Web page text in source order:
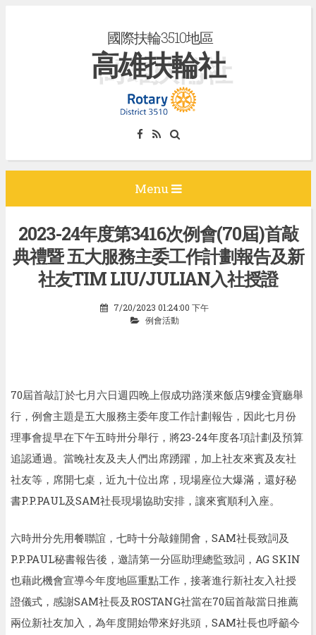
o
t
國際扶輪3510地區
高雄扶輪社
Menu
2023-24年度第3416次例會(70屆)首敲
典禮暨 五大服務主委工作計劃報告及新
社友TIM LIU/JULIAN入社授證
7/20/2023 01:24:00 下午
例會活動
70屆首敲訂於七月六日週四晚上假成功路漢來飯店9樓金寶廳舉
行，例會主題是五大服務主委年度工作計劃報告，因此七月份
理事會提早在下午五時卅分舉行，將23-24年度各項計劃及預算
追認通過。當晚社友及夫人們出席踴躍，加上社友來賓及友社
社友等，席開七桌，近九十位出席，現場座位大爆滿，還好秘
書P.P.PAUL及SAM社長現場協助安排，讓來賓順利入座。
六時卅分先用餐聯誼，七時十分敲鐘開會， SAM社長致詞及
P.P.PAUL秘書報告後，邀請第一分區助理總監致詞， AG SKIN
也藉此機會宣導今年度地區重點工作，接著進行新社友入社授
證儀式，感謝SAM社長及 ROSTANG社當在70屆首敲當日推薦
兩位新社友加入，為年度開始帶來好兆頭， SAM社長也呼籲今